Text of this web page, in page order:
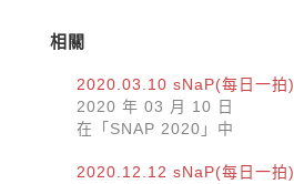
相關
2020.03.10 sNaP(每日一拍)
2020 年 03 月 10 日
在「SNAP 2020」中
2020.12.12 sNaP(每日一拍)